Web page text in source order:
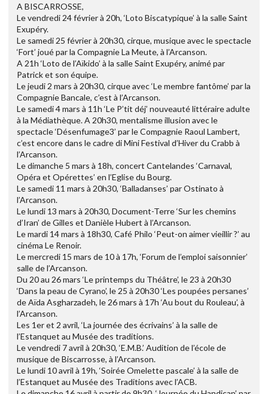
A BISCARROSSE,
Le vendredi 24 février à 20h, ‘Loto Biscatypique’ à la salle Saint
Exupéry.
Le samedi 25 février à 20h30, cirque, musique avec le spectacle
‘Fort’ joué par la Compagnie La Meute, à l’Arcanson.
A 21h ‘Loto de l’Aïkido’ à la salle Saint Exupéry, animé par
Patrick et son équipe.
Le jeudi 2 mars à 20h30, cirque avec ‘Le membre fantôme’ par la
Compagnie Bancale, c’est à l’Arcanson.
Le samedi 4 mars à 11h ‘Le P’tit déj’ nouveauté littéraire adulte
à la Médiathèque. A 20h30, mentalisme illusion avec le
spectacle ‘Désenfumage3’ par le Compagnie Raoul Lambert,
c’est encore dans le cadre di Mini Festival d’Hiver du Crabb à
l’Arcanson.
Le dimanche 5 mars à 18h, concert Cantelandes ‘Carnaval,
Opéra et Opérettes’ en l’Eglise du Bourg.
Le samedi 11 mars à 20h30, ‘Balladanses’ par Ostinato à
l’Arcanson.
Le lundi 13 mars à 20h30, Document-Terre ‘Sur les chemins
d’Iran’ de Gilles et Danièle Hubert à l’Arcanson.
Le mardi 14 mars à 18h30, Café Philo ‘Peut-on aimer vieillir ?’ au
cinéma Le Renoir.
Le mercredi 15 mars de 10 à 17h, ‘Forum de l’emploi saisonnier’
salle de l’Arcanson.
Du 20 au 26 mars ‘Le printemps du Théâtre’, le 23 à 20h30
‘Dans la peau de Cyrano’, le 25 à 20h30 ‘Les poupées persanes’
de Aïda Asgharzadeh, le 26 mars à 17h ‘Au bout du Rouleau’, à
l’Arcanson.
Les 1er et 2 avril, ‘La journée des écrivains’ à la salle de
l’Estanquet au Musée des traditions.
Le vendredi 7 avril à 20h30, ‘E.M.B.’ Audition de l’école de
musique de Biscarrosse, à l’Arcanson.
Le lundi 10 avril à 19h, ‘Soirée Omelette pascale’ à la salle de
l’Estanquet au Musée des Traditions avec l’ACB.